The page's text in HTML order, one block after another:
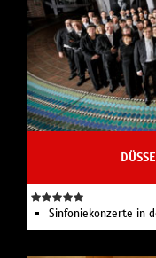
Sinfoniekonzerte in